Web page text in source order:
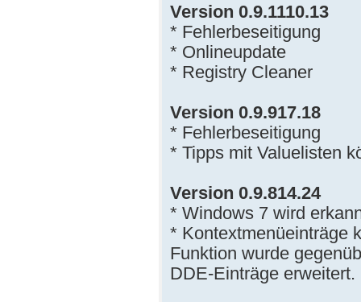
Version 0.9.1110.13
* Fehlerbeseitigung
* Onlineupdate
* Registry Cleaner
Version 0.9.917.18
* Fehlerbeseitigung
* Tipps mit Valuelisten
Version 0.9.814.24
* Windows 7 wird
* Kontextmenüeinträge
Funktion wurde
DDE-Einträge erweitert.